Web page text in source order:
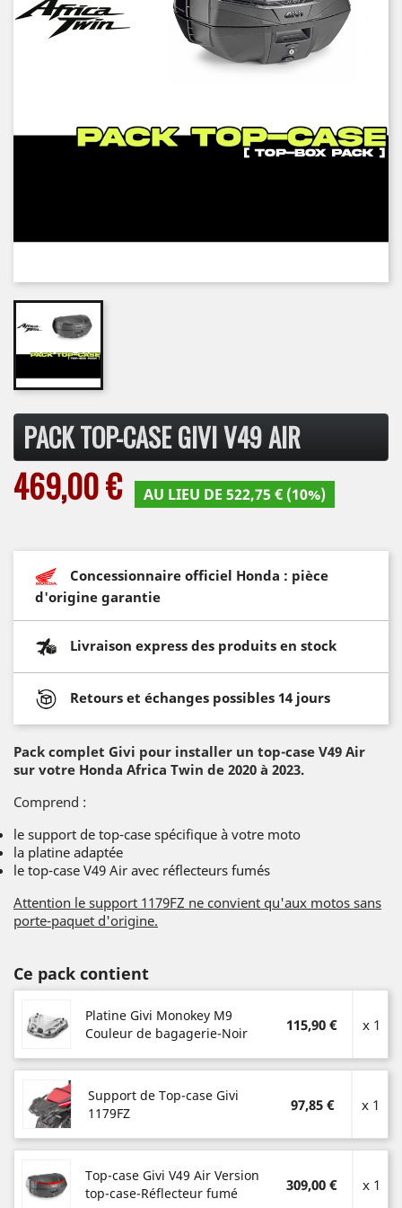
PACK TOP-CASE GIVI V49 AIR
469,00 € AU LIEU DE 522,75 € (10%)
Concessionnaire officiel Honda : pièce
d'origine garantie
Livraison express des produits en stock
Retours et échanges possibles 14 jours
Pack complet Givi pour installer un top-case V49 Air
sur votre Honda Africa Twin de 2020 à 2023.
Comprend :
le support de top-case spécifique à votre moto
la platine adaptée
le top-case V49 Air avec réflecteurs fumés
Attention le support 1179FZ ne convient qu'aux motos sans
porte-paquet d'origine.
Ce pack contient
Platine Givi Monokey M9
Couleur de bagagerie-Noir
115,90 € x 1
Support de Top-case Givi
1179FZ
97,85 € x 1
Top-case Givi V49 Air Version
top-case-Réflecteur fumé
309,00 € x 1